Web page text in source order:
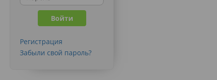
Регистрация
Забыли свой пароль?